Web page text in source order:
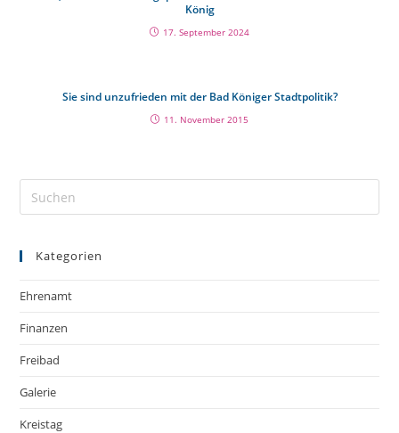
König
17. September 2024
Sie sind unzufrieden mit der Bad Königer Stadtpolitik?
11. November 2015
Kategorien
Ehrenamt
Finanzen
Freibad
Galerie
Kreistag